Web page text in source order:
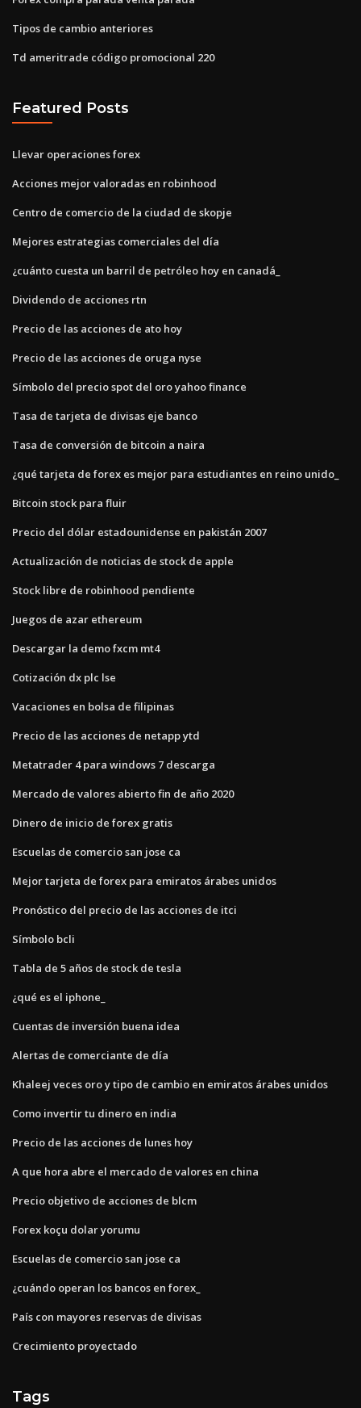
Tipos de cambio anteriores
Td ameritrade código promocional 220
Featured Posts
Llevar operaciones forex
Acciones mejor valoradas en robinhood
Centro de comercio de la ciudad de skopje
Mejores estrategias comerciales del día
¿cuánto cuesta un barril de petróleo hoy en canadá_
Dividendo de acciones rtn
Precio de las acciones de ato hoy
Precio de las acciones de oruga nyse
Símbolo del precio spot del oro yahoo finance
Tasa de tarjeta de divisas eje banco
Tasa de conversión de bitcoin a naira
¿qué tarjeta de forex es mejor para estudiantes en reino unido_
Bitcoin stock para fluir
Precio del dólar estadounidense en pakistán 2007
Actualización de noticias de stock de apple
Stock libre de robinhood pendiente
Juegos de azar ethereum
Descargar la demo fxcm mt4
Cotización dx plc lse
Vacaciones en bolsa de filipinas
Precio de las acciones de netapp ytd
Metatrader 4 para windows 7 descarga
Mercado de valores abierto fin de año 2020
Dinero de inicio de forex gratis
Escuelas de comercio san jose ca
Mejor tarjeta de forex para emiratos árabes unidos
Pronóstico del precio de las acciones de itci
Símbolo bcli
Tabla de 5 años de stock de tesla
¿qué es el iphone_
Cuentas de inversión buena idea
Alertas de comerciante de día
Khaleej veces oro y tipo de cambio en emiratos árabes unidos
Como invertir tu dinero en india
Precio de las acciones de lunes hoy
A que hora abre el mercado de valores en china
Precio objetivo de acciones de blcm
Forex koçu dolar yorumu
Escuelas de comercio san jose ca
¿cuándo operan los bancos en forex_
País con mayores reservas de divisas
Crecimiento proyectado
Tags